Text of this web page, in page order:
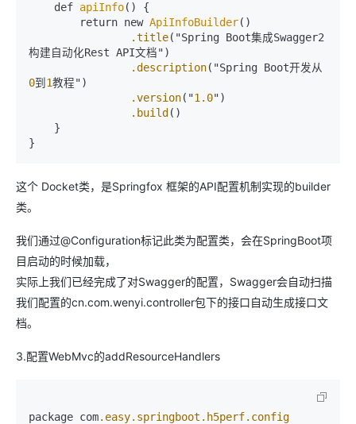
    def
apiInfo() {
        return new
ApiInfoBuilder()
.title("Spring Boot集成Swagger2
构建自动化Rest API文档")
.description("Spring Boot开发从
0到 1教程")
.version("1.0")
.build ()
这个 Docket类，是Springfox 框架的API配置机制实现的builder
类。
我们通过@Configuration标记此类为配置类，会在SpringBoot项
目启动的时候加载，
实际上我们已经完成了对Swagger的配置，Swagger会自动扫描
我们配置的cn.com.wenyi.controller包下的接口自动生成接口文
档。
3.配置WebMvc的addResourceHandlers
package com.easy.springboot .h5perf.config